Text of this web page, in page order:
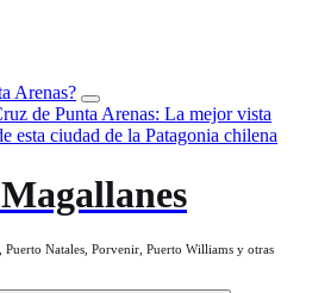
Arenas?
de Punta Arenas: La mejor vista
esta ciudad de la Patagonia chilena
Puerto Natales, Porvenir, Puerto Williams y otras